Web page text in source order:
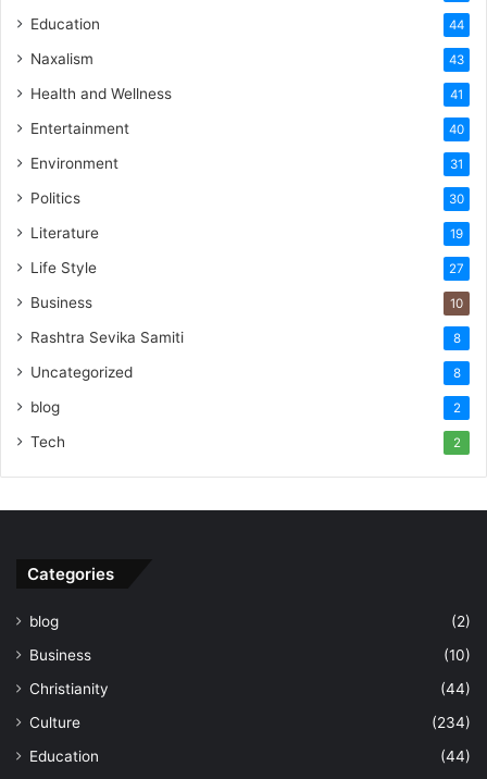
Education 44
Naxalism 43
Health and Wellness 41
Entertainment 40
Environment 31
Politics 30
Literature 19
Life Style 27
Business 10
Rashtra Sevika Samiti 8
Uncategorized 8
blog 2
Tech 2
Categories
blog
(2)
Business
(10)
Christianity
(44)
Culture
(234)
Education
(44)